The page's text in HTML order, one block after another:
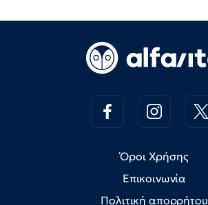
Όροι Χρήσης
Επικοινωνία
Πολιτική απορρήτου